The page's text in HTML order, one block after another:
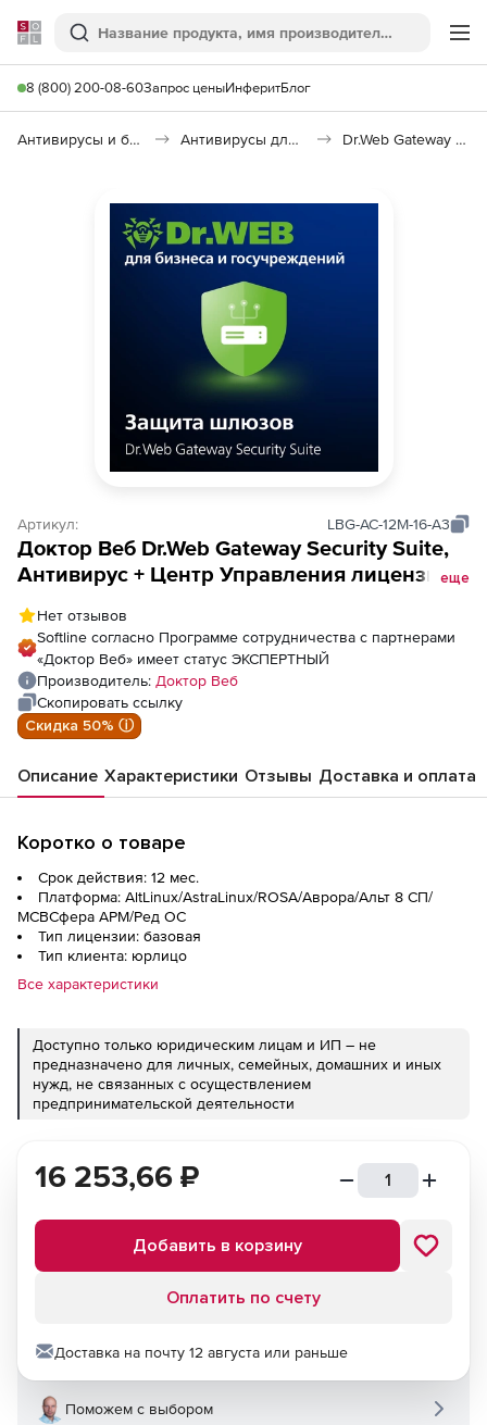
Softline
Поиск
8 (800) 200-08-60Запрос ценыИнферитБлог
Антивирусы и безопасность Антивирусы для организаций Dr.Web Gateway Security Suite
Артикул: LBG-AC-12M-16-A3
Доктор Веб Dr.Web Gateway Security Suite,
Антивирус + Центр Управления лицензияеще
Нет отзывов
Softline согласно Программе сотрудничества с партнерами
«Доктор Веб» имеет статус ЭКСПЕРТНЫЙ
Производитель: Доктор Веб
Скопировать ссылку
Скидка 50% ⓘ
Описание Характеристики Отзывы Доставка и оплата
Коротко о товаре
Срок действия: 12 мес.
Платформа: AltLinux/AstraLinux/ROSA/Аврора/Альт 8 СП/
МСВСфера АРМ/Ред ОС
Тип лицензии: базовая
Тип клиента: юрлицо
Все характеристики
Доступно только юридическим лицам и ИП – не
предназначено для личных, семейных, домашних и иных
нужд, не связанных с осуществлением
предпринимательской деятельности
16 253,66 ₽
Добавить в корзину
Оплатить по счету
Доставка на почту 12 августа или раньше
Поможем с выбором